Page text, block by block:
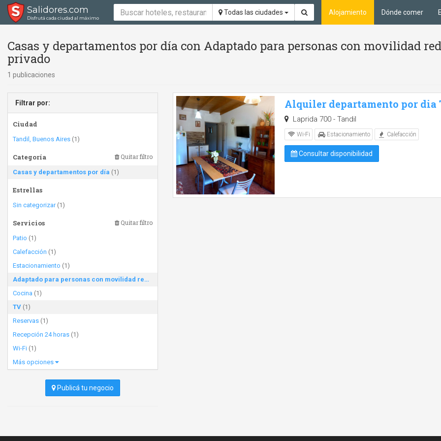
Salidores.com
Disfrutá cada ciudad al máximo
Todas las ciudades Alojamiento Dónde comer
Casas y departamentos por día con Adaptado para personas con movilidad
privado
1 publicaciones
Filtrar por:
Ciudad
Tandil, Buenos Aires (1)
Categoría Quitar filtro
Casas y departamentos por día (1)
Estrellas
Sin categorizar(1)
Servicios Quitar filtro
Patio (1)
Calefacción (1)
Estacionamiento (1)
Adaptado para personas con movilidad reducida
Cocina (1)
TV (1)
Reservas (1)
Recepción 24 horas (1)
Wi-Fi (1)
Más opciones
Publicá tu negocio
Alquiler departamento por dia
Laprida 700 - Tandil
Wi-Fi Estacionamiento Calefacción
Consultar disponibilidad